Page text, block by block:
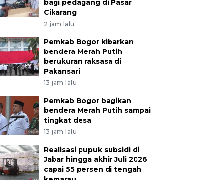
bagi pedagang di Pasar
Cikarang
2 jam lalu
Pemkab Bogor kibarkan
bendera Merah Putih
berukuran raksasa di
Pakansari
13 jam lalu
Pemkab Bogor bagikan
bendera Merah Putih sampai
tingkat desa
13 jam lalu
Realisasi pupuk subsidi di
Jabar hingga akhir Juli 2026
capai 55 persen di tengah